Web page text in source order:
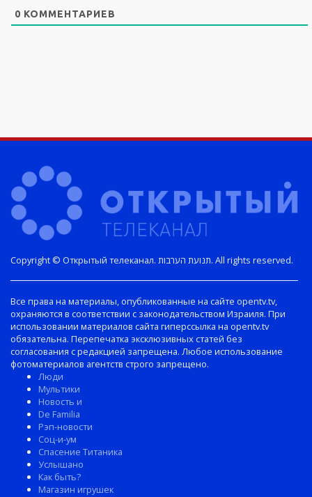
0 КОММЕНТАРИЕВ
Copyright © Открытый телеканал. תנועת הערבות. All rights reserved.
Все права на материалы, опубликованные на сайте opentv.tv,
охраняются в соответствии с законодательством Израиля. При
использовании материалов сайта гиперссылка на opentv.tv
обязательна. Перепечатка эксклюзивных статей без
согласования с редакцией запрещена. Любое использование
фотоматериалов агентств строго запрещено.
Люди
Мультики
Новость и
De Familia
Рэп-новости
Соц-и-ум
Спасение Титаника
Услышано
Как быть?
Магазин игрушек